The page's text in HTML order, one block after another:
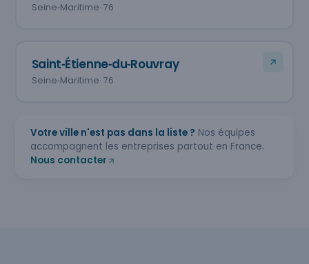
Seine‑Maritime· 76
Saint‑Étienne‑du‑Rouvray
Seine‑Maritime· 76
Votre ville n'est pas dans la liste ? Nos équipes
accompagnent les entreprises partout en France.
Nous contacter